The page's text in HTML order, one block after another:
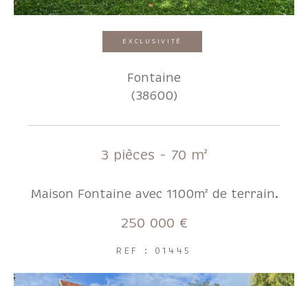
EXCLUSIVITÉ
Fontaine
(38600)
3 pièces - 70 m²
Maison Fontaine avec 1100m² de terrain.
250 000 €
REF : 01445
FILTRER PAR
Exclusivités